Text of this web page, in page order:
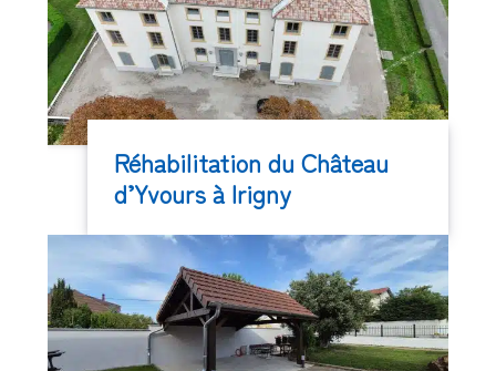
Réhabilitation du Château
d’Yvours à Irigny